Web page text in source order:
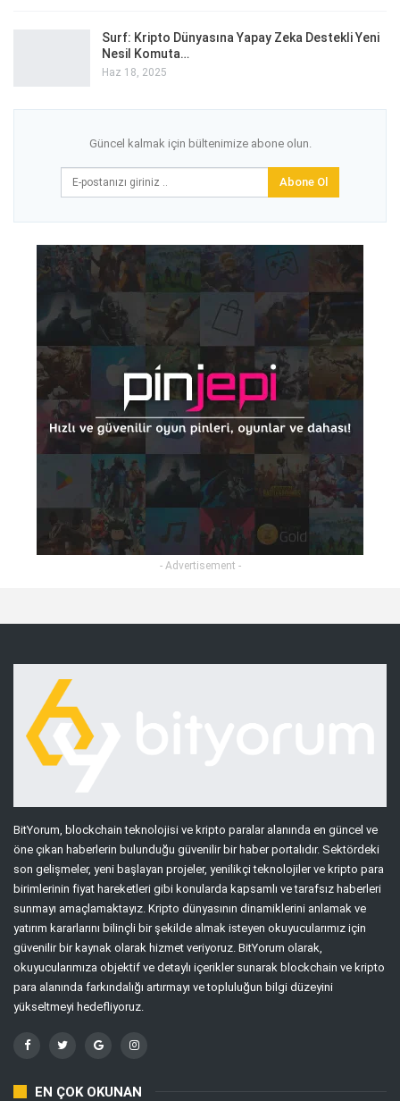
Surf: Kripto Dünyasına Yapay Zeka Destekli Yeni
Nesil Komuta…
Haz 18, 2025
Güncel kalmak için bültenimize abone olun.
Abone Ol
- Advertisement -
BitYorum, blockchain teknolojisi ve kripto paralar alanında en güncel ve
öne çıkan haberlerin bulunduğu güvenilir bir haber portalıdır. Sektördeki
son gelişmeler, yeni başlayan projeler, yenilikçi teknolojiler ve kripto para
birimlerinin fiyat hareketleri gibi konularda kapsamlı ve tarafsız haberleri
sunmayı amaçlamaktayız. Kripto dünyasının dinamiklerini anlamak ve
yatırım kararlarını bilinçli bir şekilde almak isteyen okuyucularımız için
güvenilir bir kaynak olarak hizmet veriyoruz. BitYorum olarak,
okuyucularımıza objektif ve detaylı içerikler sunarak blockchain ve kripto
para alanında farkındalığı artırmayı ve topluluğun bilgi düzeyini
yükseltmeyi hedefliyoruz.
EN ÇOK OKUNAN